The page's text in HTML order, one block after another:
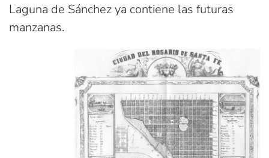
Laguna de Sánchez ya contiene las futuras
manzanas.